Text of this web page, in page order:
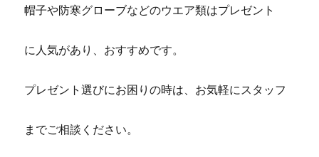
帽子や防寒グローブなどのウエア類はプレゼント
に人気があり、おすすめです。
プレゼント選びにお困りの時は、お気軽にスタッフ
までご相談ください。